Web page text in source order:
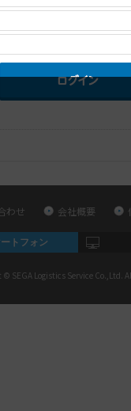
わせ 会社概要
トフォン
SEGA Logistics Service Co.,Ltd.